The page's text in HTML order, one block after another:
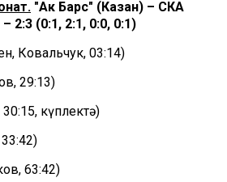
"Ак Барс" (Казан) – СКА
2:3 (0:1, 2:1, 0:0, 0:1)
Ковальчук, 03:14)
29:13)
күплектә)
63:42)